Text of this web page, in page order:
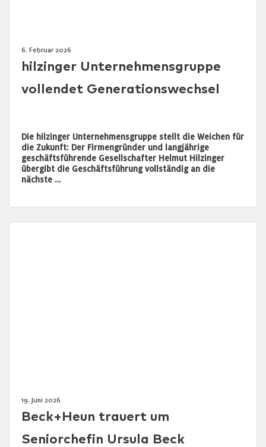
6. Februar 2026
hilzinger Unternehmensgruppe
vollendet Generationswechsel
Die hilzinger Unternehmensgruppe stellt die Weichen für
die Zukunft: Der Firmengründer und langjährige
geschäftsführende Gesellschafter Helmut Hilzinger
übergibt die Geschäftsführung vollständig an die
nächste …
19. Juni 2026
Beck+Heun trauert um
Seniorchefin Ursula Beck